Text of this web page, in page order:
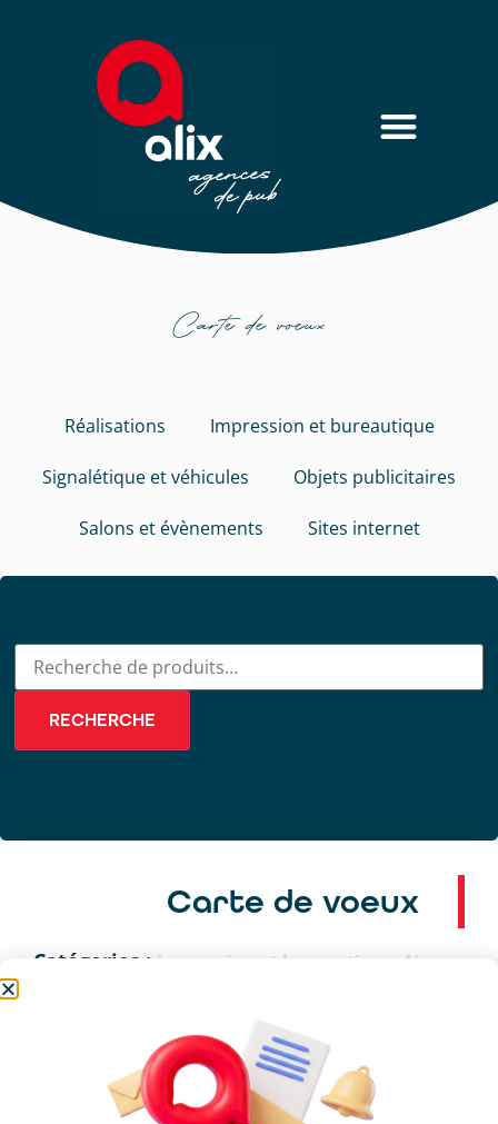
Carte de voeux
Réalisations Impression et bureautique
Signalétique et véhicules Objets publicitaires
Salons et évènements Sites internet
RECHERCHE
Carte de voeux
Catégories : Impression et bureautique
Non-